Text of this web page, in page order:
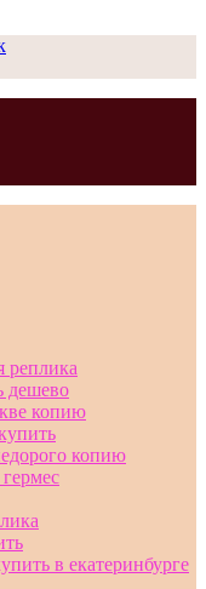
реплика
дешево
копию
копию
в екатеринбурге